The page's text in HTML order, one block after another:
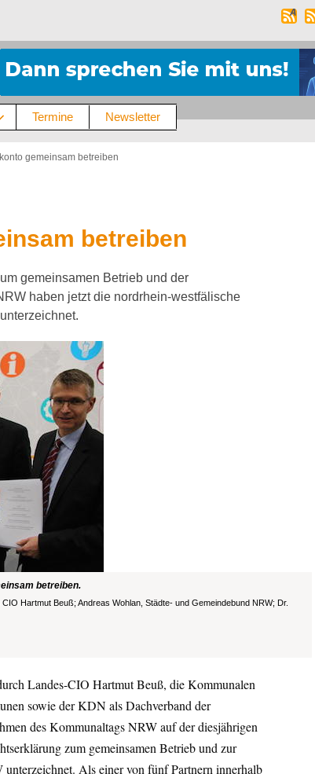
Termine Newsletter
gemeinsam betreiben
betreiben
gemeinsamen Betrieb und der
haben jetzt die nordrhein-westfälische
betreiben.
Hartmut Beuß; Andreas Wohlan, Städte- und Gemeindebund NRW; Dr.
Landes-CIO Hartmut Beuß, die Kommunalen
sowie der KDN als Dachverband der
des Kommunaltags NRW auf der diesjährigen
zum gemeinsamen Betrieb und zur
Als einer von fünf Partnern innerhalb